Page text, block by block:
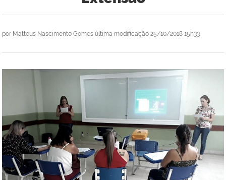
por Matteus Nascimento Gomes última modificação 25/10/2018 15h33